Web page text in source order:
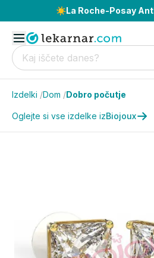
☀️La Roche-Posay
Izdelki /Dom /Dobro počutje
Oglejte si vse izdelke izBiojoux